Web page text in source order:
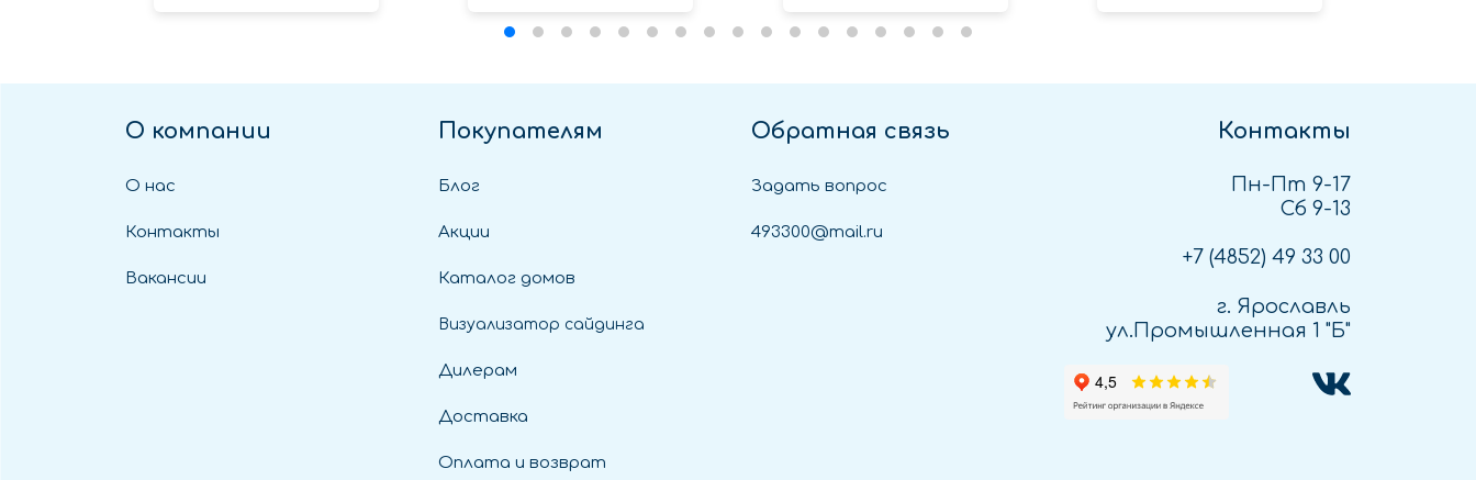
О компании
О нас
Контакты
Вакансии
Покупателям
Блог
Акции
Каталог домов
Визуализатор сайдинга
Дилерам
Доставка
Оплата и возврат
Обратная связь
Задать вопрос
493300@mail.ru
Контакты
Пн-Пт 9-17
Сб 9-13
+7 (4852) 49 33 00
г. Ярославль
ул.Промышленная 1 "Б"